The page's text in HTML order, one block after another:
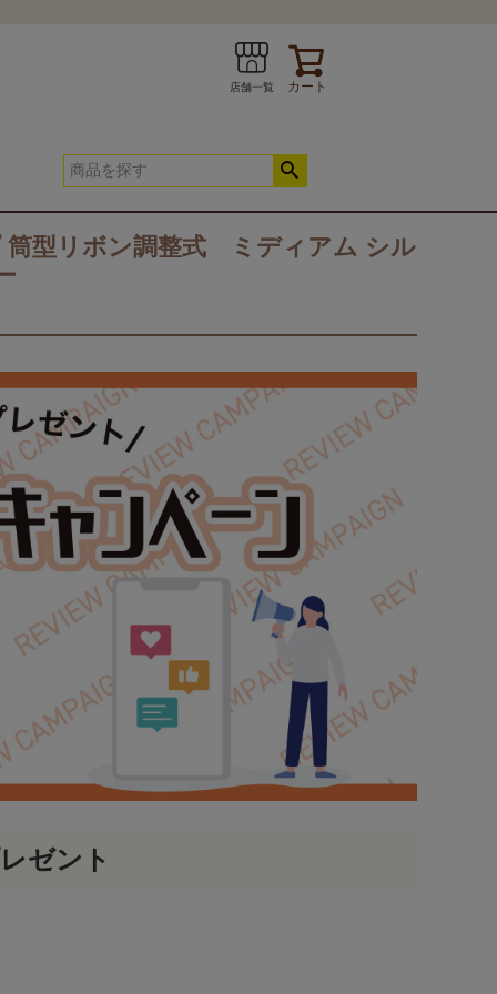
店舗一覧 カート
春夏快適寝具
お問い合わせ
筒型リボン調整式 ミディアム シル
ゼント